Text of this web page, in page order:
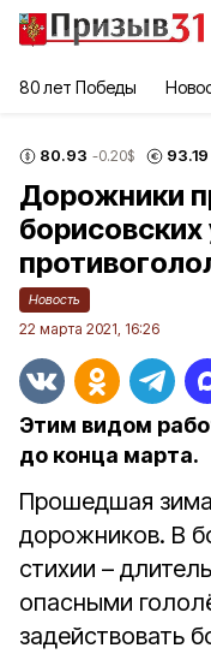
80 лет Победы
80.93 -0.20$ 93.19
Дорожники
борисовских
Новость
22 марта 2021, 16:26
Этим видом
до конца марта.
Прошедшая
дорожников. В
стихии –
опасными
задействовать